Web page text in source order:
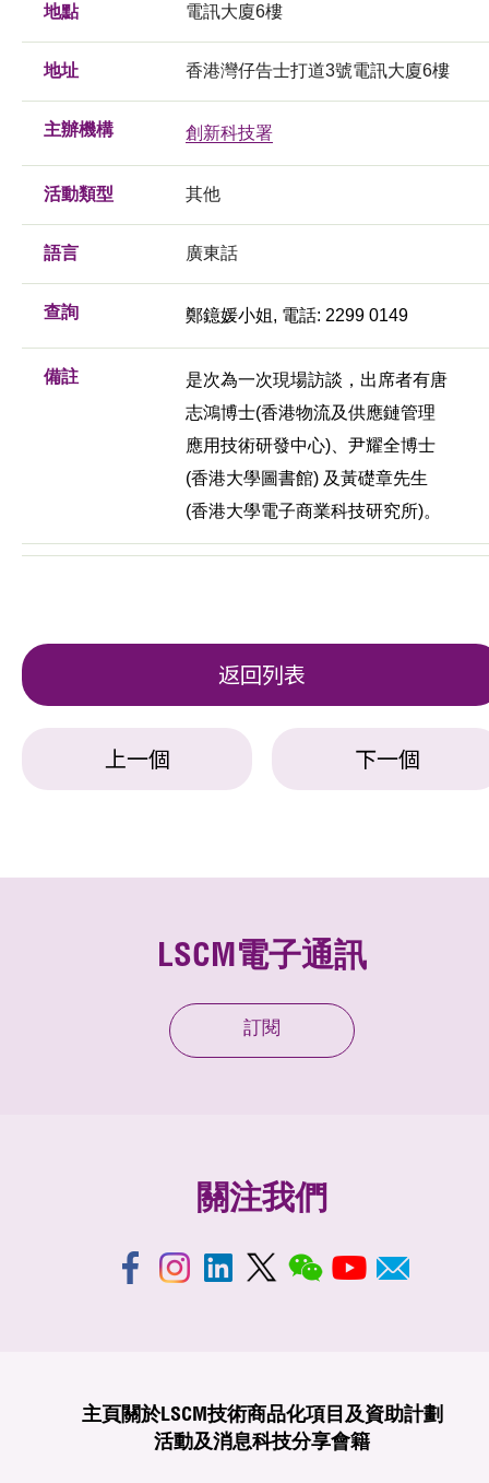
地點 電訊大廈6樓
地址 香港灣仔告士打道3號電訊大廈6樓
主辦機構 創新科技署
活動類型 其他
語言 廣東話
查詢 鄭鐿媛小姐, 電話: 2299 0149
備註
是次為一次現場訪談，出席者有唐
志鴻博士(香港物流及供應鏈管理
應用技術研發中心)、尹耀全博士
(香港大學圖書館) 及黃礎章先生
(香港大學電子商業科技研究所)。
返回列表
上一個 下一個
LSCM電子通訊
訂閱
關注我們
主頁 關於LSCM技術商品化項目及資助計劃
活動及消息科技分享會籍